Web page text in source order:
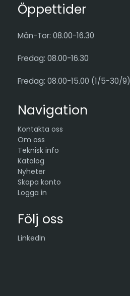
Öppettider
Mån-Tor: 08.00-16.30
Fredag: 08.00-16.30
Fredag: 08.00-15.00 (1/5-30/9)
Navigation
Kontakta oss
Om oss
Teknisk info
Katalog
Nyheter
Skapa konto
Logga in
Följ oss
LinkedIn